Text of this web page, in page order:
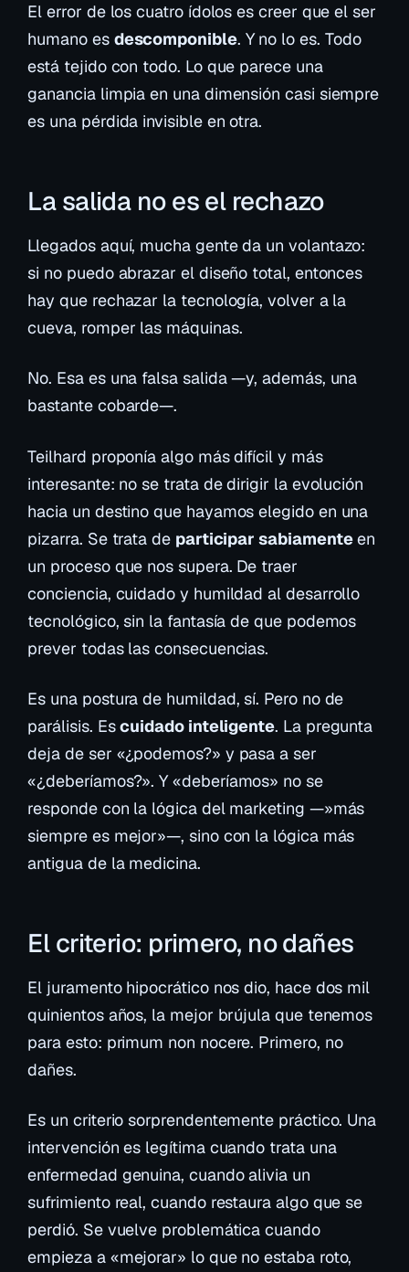
El error de los cuatro ídolos es creer que el ser
humano es descomponible. Y no lo es. Todo
está tejido con todo. Lo que parece una
ganancia limpia en una dimensión casi siempre
es una pérdida invisible en otra.
La salida no es el rechazo
Llegados aquí, mucha gente da un volantazo:
si no puedo abrazar el diseño total, entonces
hay que rechazar la tecnología, volver a la
cueva, romper las máquinas.
No. Esa es una falsa salida —y, además, una
bastante cobarde—.
Teilhard proponía algo más difícil y más
interesante: no se trata dedirigir la evolución
hacia un destino que hayamos elegido en una
pizarra. Se trata de participar sabiamenteen
un proceso que nos supera. De traer
conciencia, cuidado y humildad al desarrollo
tecnológico, sin la fantasía de que podemos
prever todas las consecuencias.
Es una postura de humildad, sí. Pero no de
parálisis. Escuidado inteligente. La pregunta
deja de ser «¿podemos?» y pasa a ser
«¿deberíamos?». Y «deberíamos» no se
responde con la lógica del marketing —»más
siempre es mejor»—, sino con la lógica más
antigua de la medicina.
El criterio: primero, no dañes
El juramento hipocrático nos dio, hace dos mil
quinientos años, la mejor brújula que tenemos
para esto: primum non nocere. Primero, no
dañes.
Es un criterio sorprendentemente práctico. Una
intervención es legítima cuando trata una
enfermedad genuina, cuando alivia un
sufrimiento real, cuando restaura algo que se
perdió. Se vuelve problemática cuando
empieza a «mejorar» lo que no estaba roto,